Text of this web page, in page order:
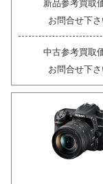
新品参考買取
お問合せ下
中古参考買取
お問合せ下